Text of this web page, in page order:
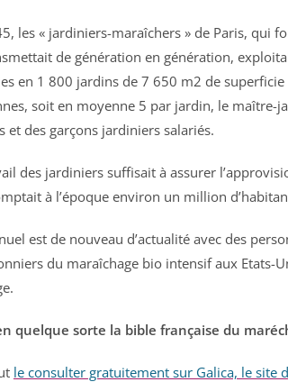
les « jardiniers-maraîchers » de Paris, qui
de génération en génération,
en 1 800 jardins de 7 650 m2 de
soit en moyenne 5 par jardin, le maître-
et des garçons jardiniers salariés.
des jardiniers suffisait à assurer
à l’époque environ un million
est de nouveau d’actualité avec des
du maraîchage bio intensif aux Etats-
quelque sorte la bible française du
le consulter gratuitement sur Galica, le site